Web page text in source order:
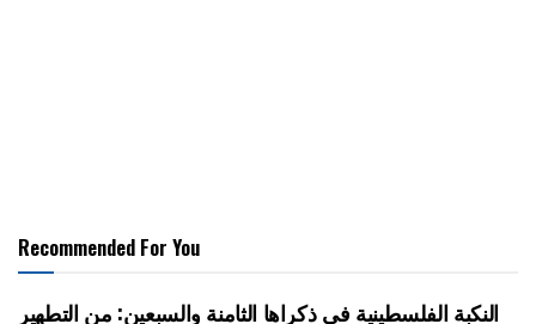
Recommended For You
النكبة الفلسطينية في ذكراها الثامنة والسبعين: من التطهير